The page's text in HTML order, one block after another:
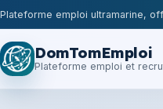
Plateforme emploi ultramarine,
DomTomEmploi
Plateforme emploi et